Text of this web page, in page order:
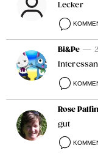
Lecker
Bi&Pe —
Rose
gut